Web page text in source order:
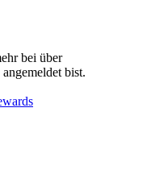
bei über
bist.